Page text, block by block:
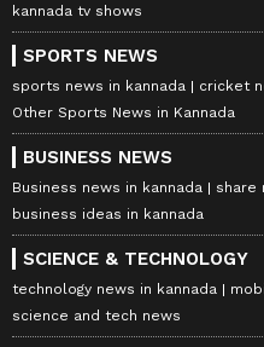
kannada tv shows
SPORTS NEWS
sports news in kannada
cricket
Other Sports News in Kannada
BUSINESS NEWS
Business news in kannada
share
business ideas in kannada
SCIENCE & TECHNOLOGY
technology news in kannada
science and tech news